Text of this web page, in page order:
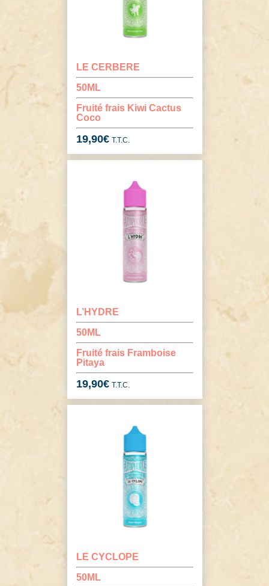
LE CERBERE
50ML
Fruité frais Kiwi Cactus
Coco
19,90€ T.T.C.
L’HYDRE
50ML
Fruité frais Framboise
Pitaya
19,90€ T.T.C.
LE CYCLOPE
50ML